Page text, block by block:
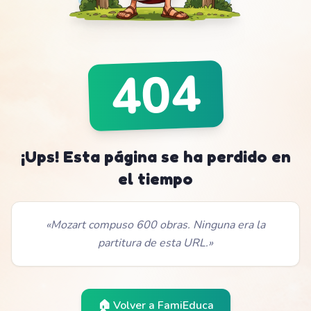
404
¡Ups! Esta página se ha perdido en
el tiempo
«Mozart compuso 600 obras. Ninguna era la
partitura de esta URL.»
🏠 Volver a FamiEduca